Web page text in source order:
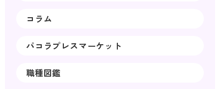
コラム
パコラプレスマーケット
職種図鑑